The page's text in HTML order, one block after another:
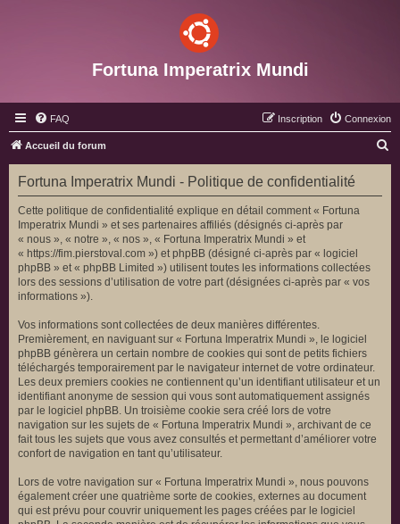
Fortuna Imperatrix Mundi
FAQ Connexion
Inscription
Accueil du forum
e
Fortuna Imperatrix Mundi - Politique de confidentialité
Cette politique de confidentialité explique en détail comment « Fortuna
Imperatrix Mundi » et ses partenaires affiliés (désignés ci-après par
« nous », « notre », « nos », « Fortuna Imperatrix Mundi » et
« https://fim.pierstoval.com ») et phpBB (désigné ci-après par « logiciel
phpBB » et « phpBB Limited ») utilisent toutes les informations collectées
lors des sessions d’utilisation de votre part (désignées ci-après par « vos
informations »).
Vos informations sont collectées de deux manières différentes.
Premièrement, en naviguant sur « Fortuna Imperatrix Mundi », le logiciel
phpBB génèrera un certain nombre de cookies qui sont de petits fichiers
téléchargés temporairement par le navigateur internet de votre ordinateur.
Les deux premiers cookies ne contiennent qu’un identifiant utilisateur et un
identifiant anonyme de session qui vous sont automatiquement assignés
par le logiciel phpBB. Un troisième cookie sera créé lors de votre
navigation sur les sujets de « Fortuna Imperatrix Mundi », archivant de ce
fait tous les sujets que vous avez consultés et permettant d’améliorer votre
confort de navigation en tant qu’utilisateur.
Lors de votre navigation sur « Fortuna Imperatrix Mundi », nous pouvons
également créer une quatrième sorte de cookies, externes au document
qui est prévu pour couvrir uniquement les pages créées par le logiciel